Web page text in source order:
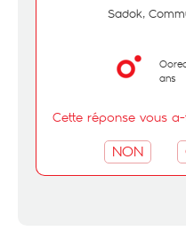
Sadok,
ans
Cette réponse vous
NON